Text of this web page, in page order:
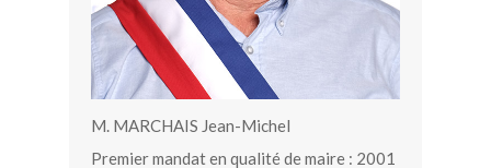
M. MARCHAIS Jean-Michel
Premier mandat en qualité de maire : 2001